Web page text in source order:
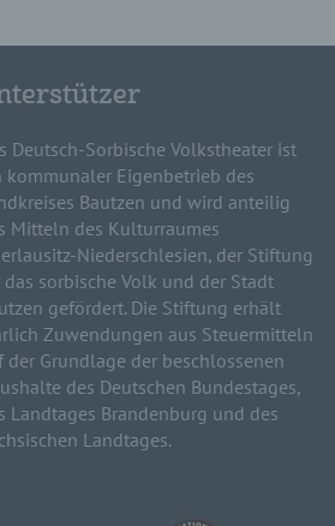
Deutsch-Sorbische Volkstheater ist
kommunaler Eigenbetrieb des
Bautzen und wird anteilig
Mitteln des Kulturraumes
Niederschlesien, der Stiftung
sorbische Volk und der Stadt
gefördert. Die Stiftung erhält
Zuwendungen aus Steuermitteln
der Grundlage der beschlossenen
des Deutschen Bundestages,
Landtages Brandenburg und des
Landtages.